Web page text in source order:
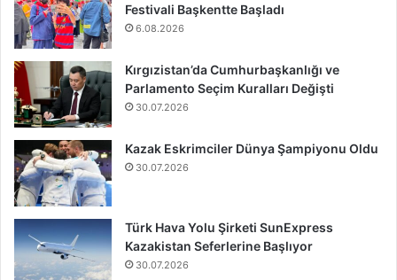
Festivali Başkentte Başladı
6.08.2026
Kırgızistan’da Cumhurbaşkanlığı ve
Parlamento Seçim Kuralları Değişti
30.07.2026
Kazak Eskrimciler Dünya Şampiyonu Oldu
30.07.2026
Türk Hava Yolu Şirketi SunExpress
Kazakistan Seferlerine Başlıyor
30.07.2026